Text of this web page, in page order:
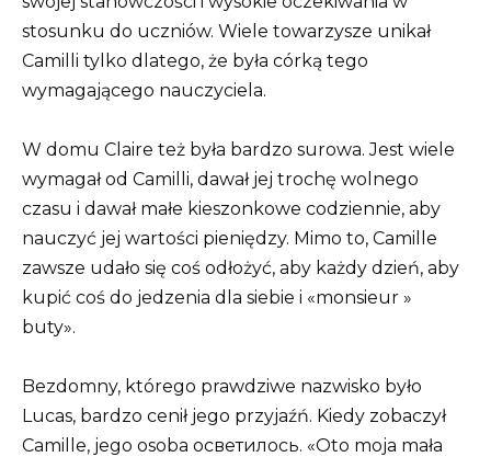
stosunku do uczniów. Wiele towarzysze unikał
Camilli tylko dlatego, że była córką tego
wymagającego nauczyciela.
W domu Claire też była bardzo surowa. Jest wiele
wymagał od Camilli, dawał jej trochę wolnego
czasu i dawał małe kieszonkowe codziennie, aby
nauczyć jej wartości pieniędzy. Mimo to, Camille
zawsze udało się coś odłożyć, aby każdy dzień, aby
kupić coś do jedzenia dla siebie i «monsieur »
buty».
Bezdomny, którego prawdziwe nazwisko było
Lucas, bardzo cenił jego przyjaźń. Kiedy zobaczył
Camille, jego osoba осветилось. «Oto moja mała